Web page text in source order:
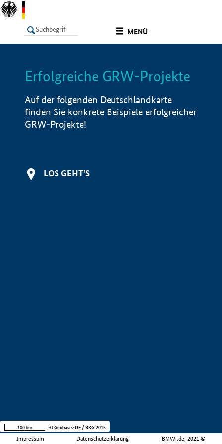
MENÜ
LISTE Info
Erfolgreiche GRW-Projekte
Auf der folgenden Deutschlandkarte
finden Sie konkrete Beispiele erfolgreicher
GRW-Projekte!
LOS GEHT'S
Impressum Datenschutzerklärung BMWi.de, 2021 ©
100 km © Geobasis-DE / BKG 2015